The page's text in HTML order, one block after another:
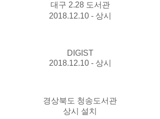
대구 2.28 도서관
2018.12.10 - 상시
DIGIST
2018.12.10 - 상시
경상북도 청송도서관
상시 설치